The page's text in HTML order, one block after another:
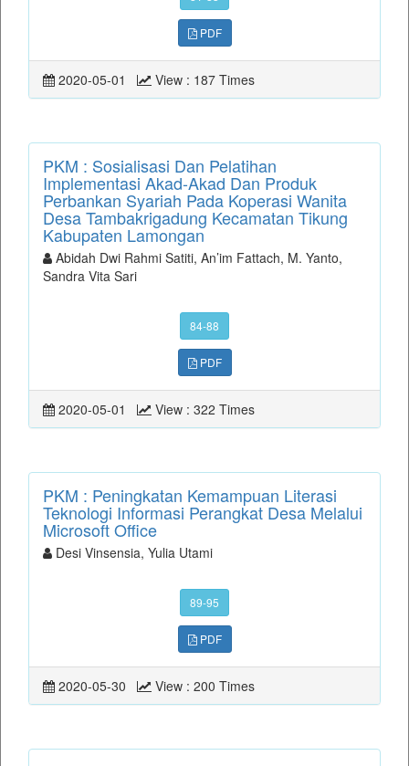
PDF
2020-05-01 View : 187 Times
PKM : Sosialisasi Dan Pelatihan
Implementasi Akad-Akad Dan Produk
Perbankan Syariah Pada Koperasi Wanita
Desa Tambakrigadung Kecamatan Tikung
Kabupaten Lamongan
Abidah Dwi Rahmi Satiti, An’im Fattach, M. Yanto,
Sandra Vita Sari
84-88
PDF
2020-05-01 View : 322 Times
PKM : Peningkatan Kemampuan Literasi
Teknologi Informasi Perangkat Desa Melalui
Microsoft Office
Desi Vinsensia, Yulia Utami
89-95
PDF
2020-05-30 View : 200 Times